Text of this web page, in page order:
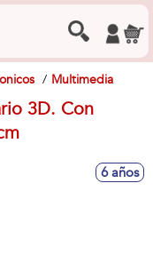
Multimedia
3D. Con
6 años